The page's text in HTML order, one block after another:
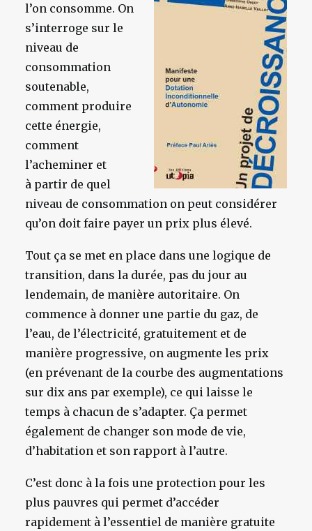
l’on consomme. On
s’interroge sur le
niveau de
consommation
soutenable,
comment produire
cette énergie,
comment
l’acheminer et
à partir de quel
niveau de consommation on peut considérer
qu’on doit faire payer un prix plus élevé.
Tout ça se met en place dans une logique de
transition, dans la durée, pas du jour au
lendemain, de manière autoritaire. On
commence à donner une partie du gaz, de
l’eau, de l’électricité, gratuitement et de
manière progressive, on augmente les prix
(en prévenant de la courbe des augmentations
sur dix ans par exemple), ce qui laisse le
temps à chacun de s’adapter. Ça permet
également de changer son mode de vie,
d’habitation et son rapport à l’autre.
C’est donc à la fois une protection pour les
plus pauvres qui permet d’accéder
rapidement à l’essentiel de manière gratuite